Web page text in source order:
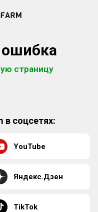
страницу
в соцсетях:
YouTube
Яндекс.Дзен
TikTok